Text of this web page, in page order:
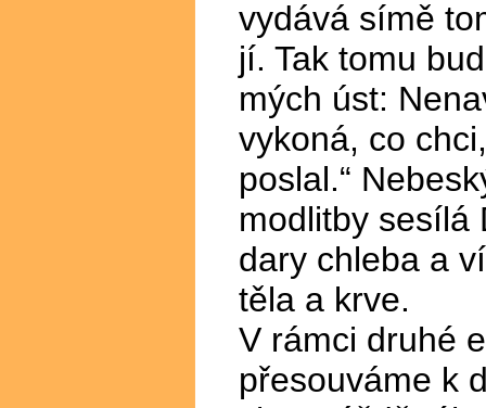
vydává símě
jí. Tak tomu
mých úst:
vykoná, co
poslal.“
modlitby sesílá
dary chleba a
těla a krve.
V rámci druhé
přesouváme k